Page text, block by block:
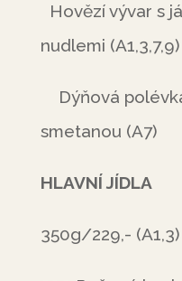
Hovězí vývar s
nudlemi (A1,3,7,9)
Dýňová
smetanou (A7)
HLAVNÍ JÍDLA
350g/229,- (A1,3)